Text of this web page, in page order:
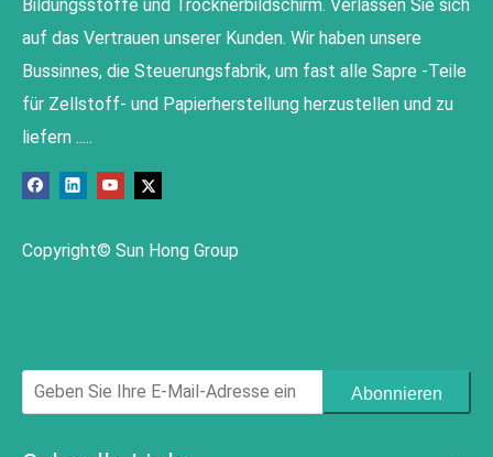
Bildungsstoffe und Trocknerbildschirm. Verlassen Sie sich
auf das Vertrauen unserer Kunden. Wir haben unsere
Bussinnes, die Steuerungsfabrik, um fast alle Sapre -Teile
für Zellstoff- und Papierherstellung herzustellen und zu
liefern .....
Copyright© Sun Hong Group
Abonnieren